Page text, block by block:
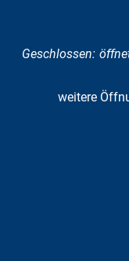
Klicken, um
Geschlossen:
weitere